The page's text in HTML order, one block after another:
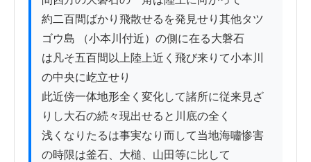
約二百間ばかり飛散せるを発見せり其他タツ
ゴウ島 （小本川付近）の側に在る大磐石
は凡そ五百間以上陸上近く飛び来りて小本川
の中央に屹立せり
此近傍一体地形全く変化して諸所に従来見ざ
りし大石の続々現出せると川底の全く
浅くなりたるは事実なり而して当地海嘯惨害
の時限は釜石、大槌、山田等に比して